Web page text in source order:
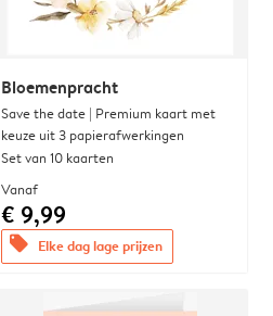
Bloemenpracht
Save the date | Premium kaart met
keuze uit 3 papierafwerkingen
Set van 10 kaarten
Vanaf
€ 9,99
offers Elke dag lage prijzen